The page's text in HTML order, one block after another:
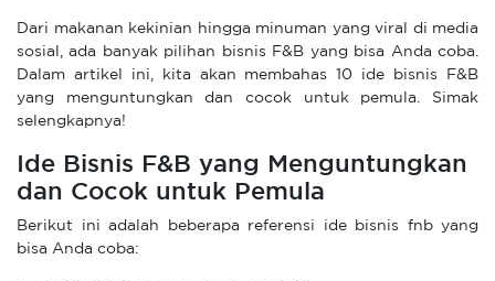
Dari makanan kekinian hingga minuman yang viral di media
sosial, ada banyak pilihan bisnis F&B yang bisa Anda coba.
Dalam artikel ini, kita akan membahas 10 ide bisnis F&B
yang menguntungkan dan cocok untuk pemula. Simak
selengkapnya!
Ide Bisnis F&B yang Menguntungkan
dan Cocok untuk Pemula
Berikut ini adalah beberapa referensi ide bisnis fnb yang
bisa Anda coba: